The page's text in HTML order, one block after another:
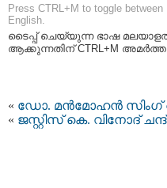
Press CTRL+M to toggle between
English.
ടൈപ്പ്‌ ചെയ്യുന്ന ഭാഷ
ആക്കുന്നതിന് CTRL+M
« ഡോ. മന്‍മോഹന്‍ സിംഗ്
« ജസ്റ്റിസ് കെ. വിനോദ്